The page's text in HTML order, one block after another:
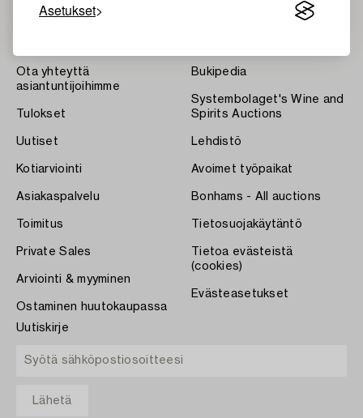
Asetukset
Ota yhteyttä
asiantuntijoihimme
Tulokset
Uutiset
Kotiarviointi
Asiakaspalvelu
Toimitus
Private Sales
Arviointi & myyminen
Ostaminen huutokaupassa
Bukipedia
Systembolaget's Wine and
Spirits Auctions
Lehdistö
Avoimet työpaikat
Bonhams - All auctions
Tietosuojakäytäntö
Tietoa evästeistä
(cookies)
Evästeasetukset
Uutiskirje